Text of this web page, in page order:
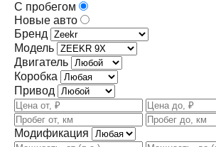
С пробегом
Новые авто
Бренд
Модель
Двигатель
Коробка
Привод
Модификация